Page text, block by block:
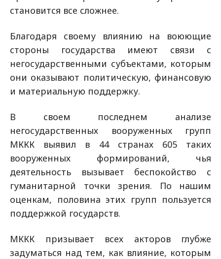
становится все сложнее.
Благодаря своему влиянию на воюющие
стороны государства имеют связи с
негосударственными субъектами, которым
они оказывают политическую, финансовую
и материальную поддержку.
В своем последнем анализе
негосударственных вооруженных групп
МККК выявил в 44 странах 605 таких
вооруженных формирований, чья
деятельность вызывает беспокойство с
гуманитарной точки зрения. По нашим
оценкам, половина этих групп пользуется
поддержкой государств.
МККК призывает всех акторов глубже
задуматься над тем, как влияние, которым